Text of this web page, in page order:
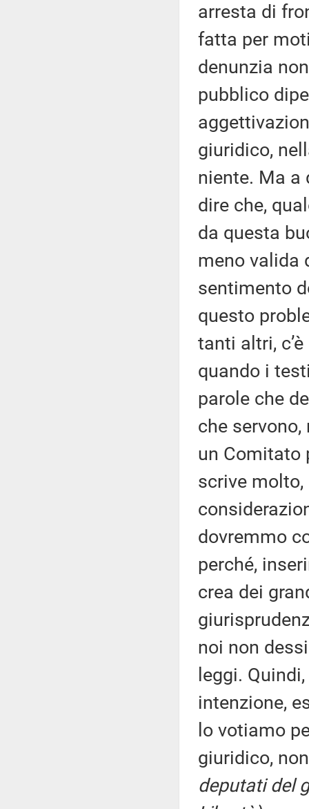
arresta di
fatta per
denunzia
pubblico
giuridico,
niente. Ma a
dire che,
da questa
meno valida
sentimento
questo
tanti altri,
quando i
parole che
che
un Comitato
scrive
dovremmo
perché,
crea dei
noi non
leggi.
intenzione,
lo votiamo
giuridico,
deputati del